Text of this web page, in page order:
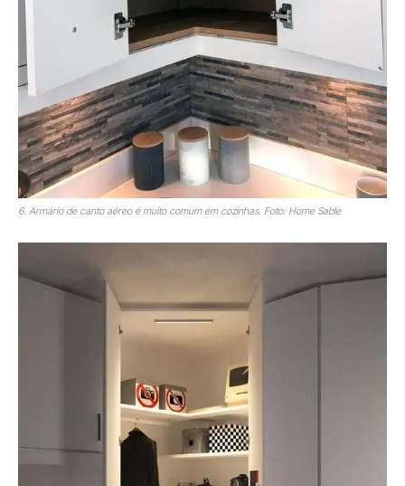
6. Armário de canto aéreo é muito comum em cozinhas. Foto: Home Sable